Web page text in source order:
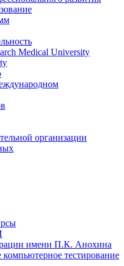
Medical University
организации
имени П.К. Анохина
тестирование